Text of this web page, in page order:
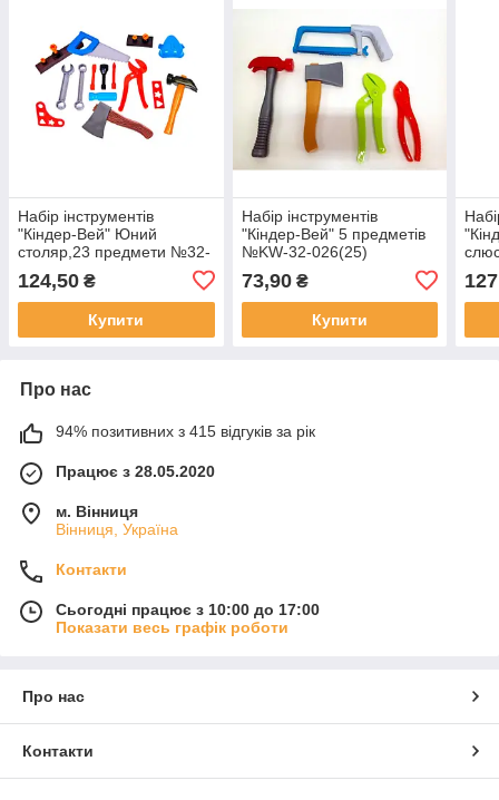
Набір інструментів
"Кіндер-Вей" Юний
столяр,23 предмети №32-
124,50 ₴
Купити
Набір інструментів
"Кіндер-Вей" 5 предметів
№KW-32-026(25)
73,90₴
Купити
Про нас
94% позитивних з 415 відгуків за рік
Працює з 28.05.2020
м. Вінниця
Вінниця, Україна
Контакти
Сьогодні працює з 10:00 до 17:00
Показати весь графік роботи
Про нас
Контакти